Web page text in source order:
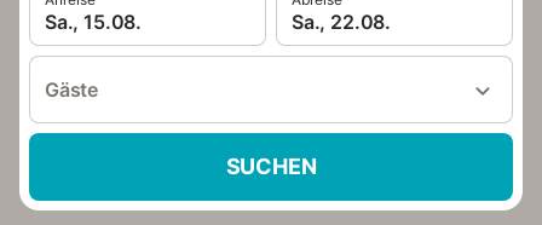
Sa., 15.08. Sa., 22.08.
Gäste
SUCHEN